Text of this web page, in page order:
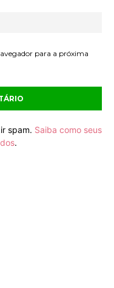
para a próxima
spam. Saiba como seus
.